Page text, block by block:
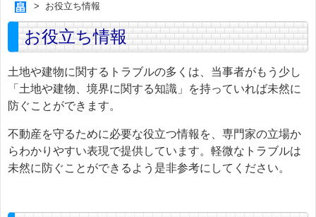
お役立ち情報
お役立ち情報
土地や建物に関するトラブルの多くは、当事者がもう少し
「土地や建物、境界に関する知識」を持っていれば未然に
防ぐことができます。
不動産を守るために必要な役立つ情報を、専門家の立場か
らわかりやすい表現で提供しています。軽微なトラブルは
未然に防ぐことができるよう是非参考にしてください。